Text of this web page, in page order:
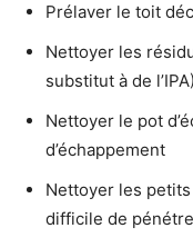
Prélaver le toit
Nettoyer les
substitut à de l’IPA)
Nettoyer le pot
d’échappement
Nettoyer les
difficile de